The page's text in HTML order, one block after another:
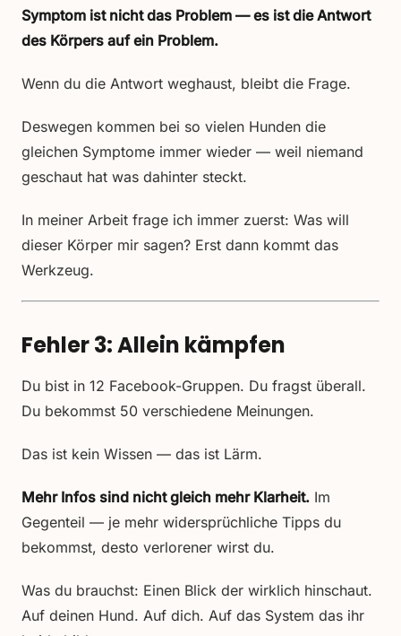
Symptom ist nicht das Problem — es ist die Antwort
des Körpers auf ein Problem.
Wenn du die Antwort weghaust, bleibt die Frage.
Deswegen kommen bei so vielen Hunden die
gleichen Symptome immer wieder — weil niemand
geschaut hat was dahinter steckt.
In meiner Arbeit frage ich immer zuerst: Was will
dieser Körper mir sagen? Erst dann kommt das
Werkzeug.
Fehler 3: Allein kämpfen
Du bist in 12 Facebook-Gruppen. Du fragst überall.
Du bekommst 50 verschiedene Meinungen.
Das ist kein Wissen — das ist Lärm.
Mehr Infos sind nicht gleich mehr Klarheit. Im
Gegenteil — je mehr widersprüchliche Tipps du
bekommst, desto verlorener wirst du.
Was du brauchst: Einen Blick der wirklich hinschaut.
Auf deinen Hund. Auf dich. Auf das System das ihr